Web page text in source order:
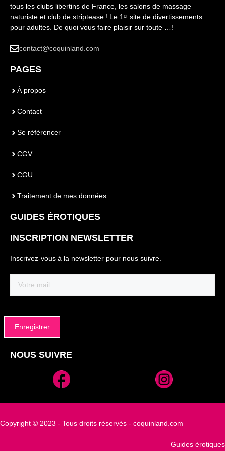
tous les clubs libertins de France, les salons de massage
naturiste et club de striptease ! Le 1ᵉʳ site de divertissements
pour adultes. De quoi vous faire plaisir sur toute …!
contact@coquinland.com
PAGES
À propos
Contact
Se référencer
CGV
CGU
Traitement de mes données
GUIDES ÉROTIQUES
INSCRIPTION NEWSLETTER
Inscrivez-vous à la newsletter pour nous suivre.
Alternative:
NOUS SUIVRE
Copyright © 2023 - Tous droits réservés - coquinland.com
Guides érotiques